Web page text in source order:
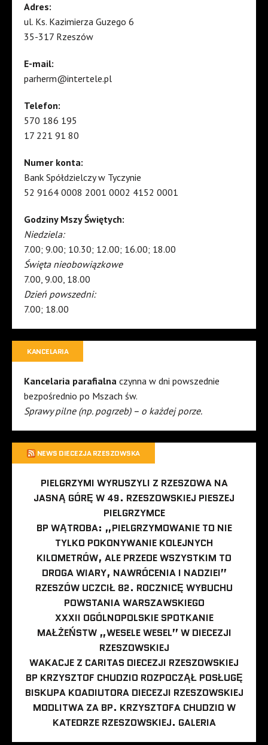
Adres:
ul. Ks. Kazimierza Guzego 6
35-317 Rzeszów
E-mail:
parherm@intertele.pl
Telefon:
570 186 195
17 221 91 80
Numer konta:
Bank Spółdzielczy w Tyczynie
52 9164 0008 2001 0002 4152 0001
Godziny Mszy Świętych:
Niedziela:
7.00; 9.00; 10.30; 12.00; 16.00; 18.00
Święta nieobowiązkowe
7.00, 9.00, 18.00
Dzień powszedni:
7.00; 18.00
KANCELARIA
Kancelaria parafialna czynna w dni powszednie
bezpośrednio po Mszach św.
Sprawy pilne (np. pogrzeb) – o każdej porze.
NEWS DIECEZJA RZESZOWSKA
PIELGRZYMI WYRUSZYLI Z RZESZOWA NA
JASNĄ GÓRĘ W 49. RZESZOWSKIEJ PIESZEJ
PIELGRZYMCE
BP WĄTROBA: „PIELGRZYMOWANIE TO NIE
TYLKO POKONYWANIE KOLEJNYCH
KILOMETRÓW, ALE PRZEDE WSZYSTKIM TO
DROGA WIARY, NAWRÓCENIA I NADZIEI”
RZESZÓW UCZCIŁ 82. ROCZNICĘ WYBUCHU
POWSTANIA WARSZAWSKIEGO
XXXII OGÓLNOPOLSKIE SPOTKANIE
MAŁŻEŃSTW „WESELE WESEL” W DIECEZJI
RZESZOWSKIEJ
WAKACJE Z CARITAS DIECEZJI RZESZOWSKIEJ
BP KRZYSZTOF CHUDZIO ROZPOCZĄŁ POSŁUGĘ
BISKUPA KOADIUTORA DIECEZJI RZESZOWSKIEJ
MODLITWA ZA BP. KRZYSZTOFA CHUDZIO W
KATEDRZE RZESZOWSKIEJ. GALERIA